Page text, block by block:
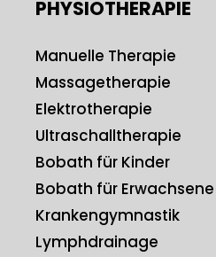
PHYSIOTHERAPIE
Manuelle Therapie
Massagetherapie
Elektrotherapie
Ultraschalltherapie
Bobath für Kinder
Bobath für Erwachsene
Krankengymnastik
Lymphdrainage